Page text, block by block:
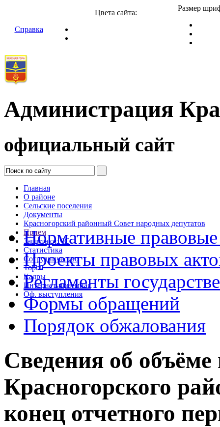
Справка
Цвета сайта:
Размер
Администрация
официальный сайт
Главная
О районе
Сельские поселения
Документы
Красногорский районный Совет народных депутатов
Прием
Защита от ЧС
Статистика
Сотрудничество
Торги
Кадры
Интернет-приемная
Оф. выступления
Нормативные
Проекты правовых
Регламенты
Формы обращений
Порядок обжалования
Сведения об
Красногорского
конец отчетного